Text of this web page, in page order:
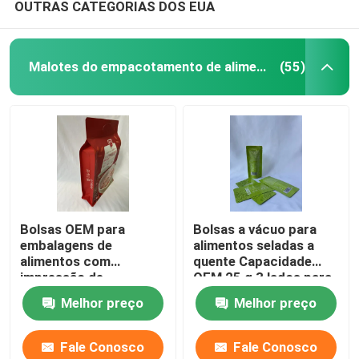
OUTRAS CATEGORIAS DOS EUA
Malotes do empacotamento de alimento (55)
Bolsas OEM para
embalagens de
alimentos com
impressão de
rotogravura de fundo
plano Bolsa para
embalagem de
castanha de caju
Melhor preço
Fale Conosco
Bolsas a vácuo para
alimentos seladas a
quente Capacidade
OEM 25 g 3 lados para
cima
Melhor preço
Fale Conosco